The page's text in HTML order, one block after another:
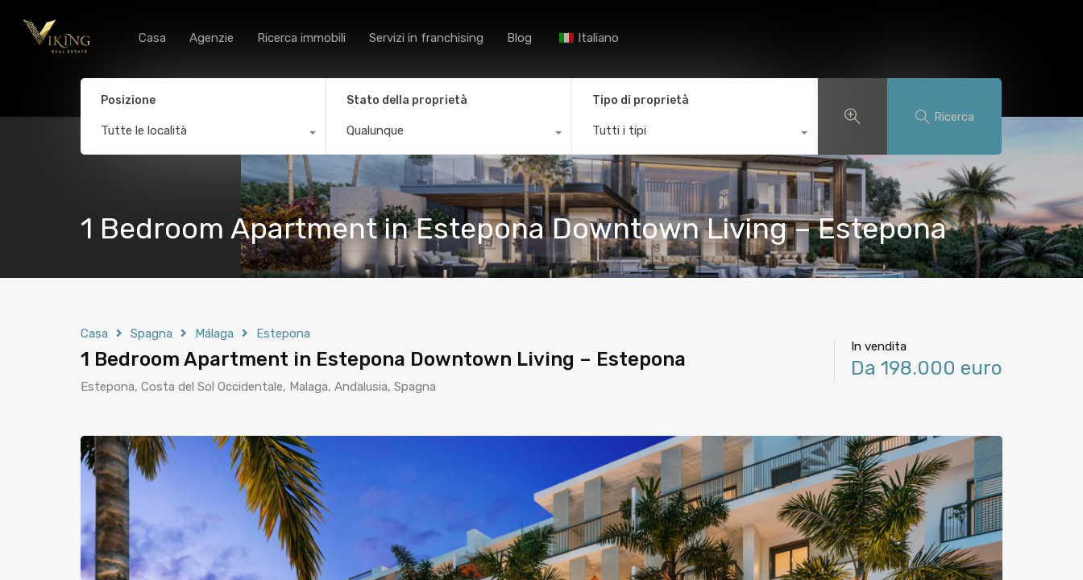
Casa
Casa Agenzie Ricerca immobili Servizi in franchising Blog Italiano
Posizione
Tutte le località
Stato della proprietà
Qualunque
Tipo di proprietà
Tutti i tipi
Ricerca
1 Bedroom Apartment in Estepona Downtown Living – Estepona
Casa Spagna Málaga Estepona
1 Bedroom Apartment in Estepona Downtown Living – Estepona
Estepona, Costa del Sol Occidentale, Malaga, Andalusia, Spagna
In vendita
Da 198.000 euro